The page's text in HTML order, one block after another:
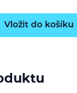
Vložit do košíku